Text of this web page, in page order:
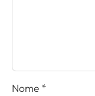
Nome *